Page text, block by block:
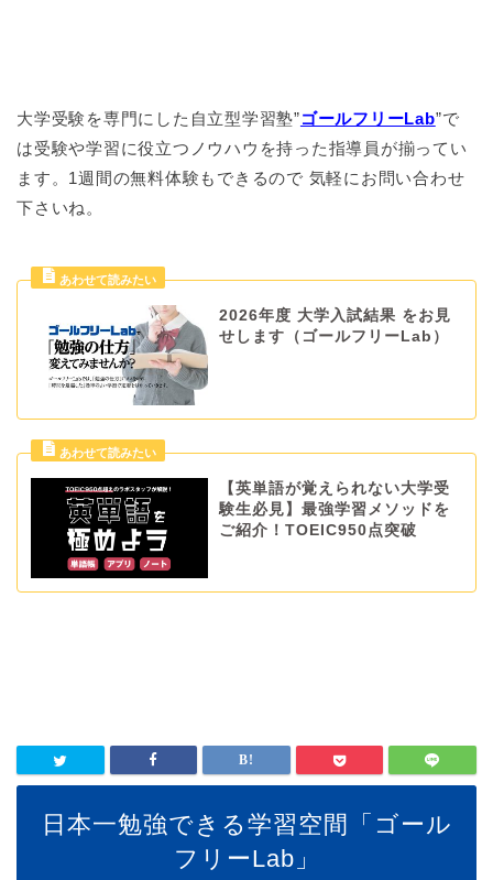
大学受験を専門にした自立型学習塾”ゴールフリーLab”で
は受験や学習に役立つノウハウを持った指導員が揃ってい
ます。1週間の無料体験もできるので 気軽にお問い合わせ
下さいね。
2026年度 大学入試結果 をお見
せします（ゴールフリーLab）
【英単語が覚えられない大学受
験生必見】最強学習メソッドを
ご紹介！TOEIC950点突破
日本一勉強できる学習空間「ゴール
フリーLab」